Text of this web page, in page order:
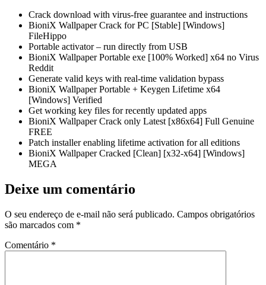
Crack download with virus-free guarantee and instructions
BioniX Wallpaper Crack for PC [Stable] [Windows]
FileHippo
Portable activator – run directly from USB
BioniX Wallpaper Portable exe [100% Worked] x64 no Virus
Reddit
Generate valid keys with real-time validation bypass
BioniX Wallpaper Portable + Keygen Lifetime x64
[Windows] Verified
Get working key files for recently updated apps
BioniX Wallpaper Crack only Latest [x86x64] Full Genuine
FREE
Patch installer enabling lifetime activation for all editions
BioniX Wallpaper Cracked [Clean] [x32-x64] [Windows]
MEGA
Deixe um comentário
O seu endereço de e-mail não será publicado. Campos obrigatórios
são marcados com *
Comentário *